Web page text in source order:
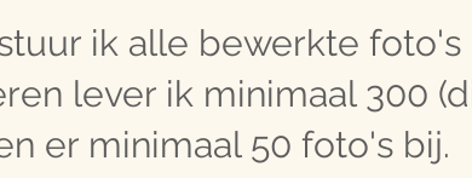
ik alle bewerkte foto's
lever ik minimaal 300
er minimaal 50 foto's bij.